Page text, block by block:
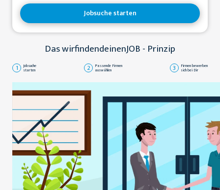
Jobsuche starten
Das wirfindendeinenJOB - Prinzip
1 Jobsuche
starten 2 Passende Firmen
auswählen 3 Firmen bewerben
sich bei Dir